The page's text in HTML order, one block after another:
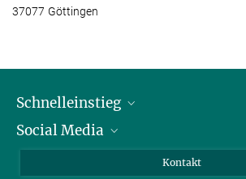
37077 Göttingen
Schnelleinstieg
Alumni
Social Media
Kontakt